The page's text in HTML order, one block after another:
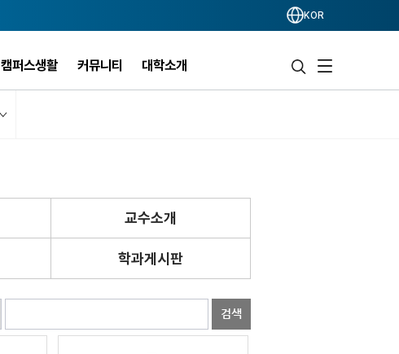
KOR
캠퍼스생활 커뮤니티 대학소개
교수소개
학과게시판
검색